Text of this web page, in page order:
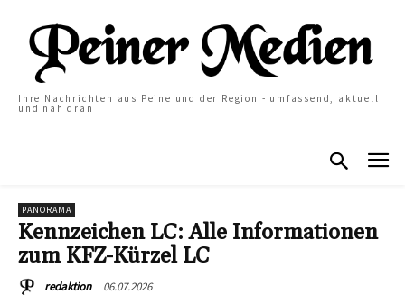
Ihre Nachrichten aus Peine und der Region - umfassend, aktuell
und nah dran
PANORAMA
Kennzeichen LC: Alle Informationen
zum KFZ-Kürzel LC
redaktion 06.07.2026